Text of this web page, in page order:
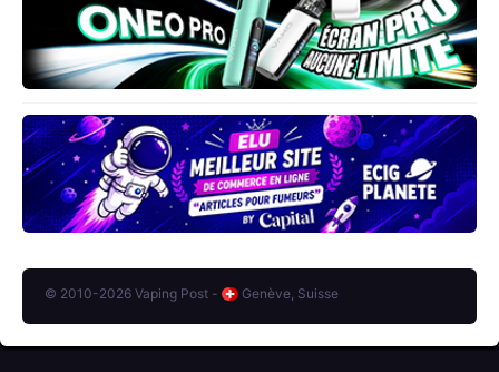
© 2010-2026 Vaping Post - Genève, Suisse